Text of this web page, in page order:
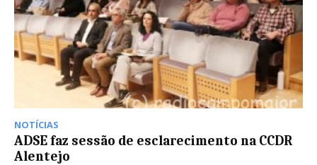
NOTÍCIAS
ADSE faz sessão de esclarecimento na CCDR
Alentejo